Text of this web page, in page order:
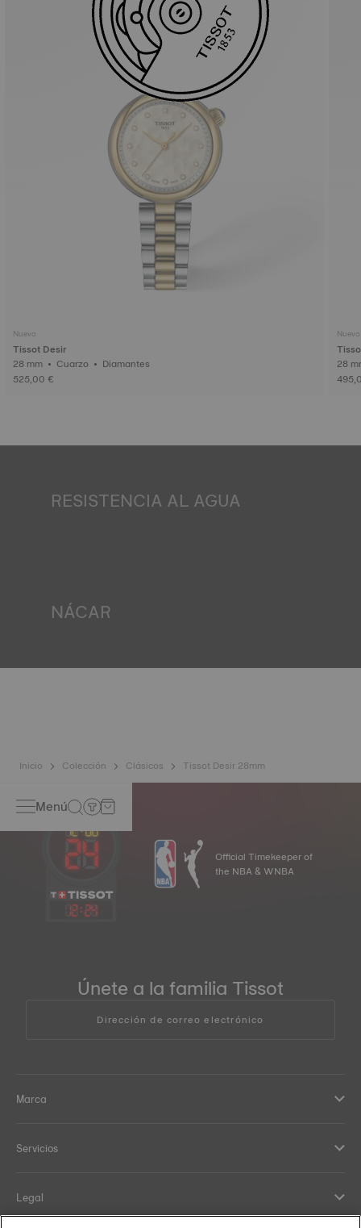
Nuevo
Tissot Desir
28 mm • Cuarzo • Diamantes
525,00 €
Nuevo
RESISTENCIA AL AGUA
*Imagen no contractual
NÁCAR
iguales, lo que confiere al reloj un carácter único,
Inicio Colección Clásicos Tissot Desir 28mm
Menú
12:24
Official Timekeeper of
the NBA & WNBA
Únete a la familia Tissot
Dirección de correo electrónico
Marca
Servicios
Legal